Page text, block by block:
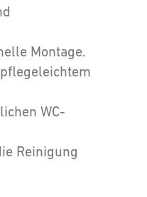
Montage.
WC-
Reinigung